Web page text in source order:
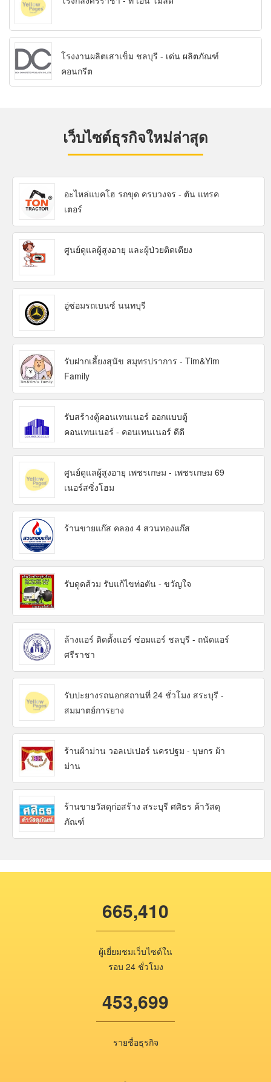
โรงงานผลิตเสาเข็ม ชลบุรี - เด่น ผลิตภัณฑ์
คอนกรีต
เว็บไซต์ธุรกิจใหม่ล่าสุด
อะไหล่แบคโฮ รถขุด ครบวงจร - ตัน แทรค
เตอร์
ศูนย์ดูแลผู้สูงอายุ และผู้ป่วยติดเตียง
อู่ซ่อมรถเบนซ์ นนทบุรี
รับฝากเลี้ยงสุนัข สมุทรปราการ - Tim&Yim
Family
รับสร้างตู้คอนเทนเนอร์ ออกแบบตู้
คอนเทนเนอร์ - คอนเทนเนอร์ ดีดี
ศูนย์ดูแลผู้สูงอายุ เพชรเกษม - เพชรเกษม 69
เนอร์สซิ่งโฮม
ร้านขายแก๊ส คลอง 4 สวนทองแก๊ส
รับดูดส้วม รับแก้ไขท่อตัน - ขวัญใจ
ล้างแอร์ ติดตั้งแอร์ ซ่อมแอร์ ชลบุรี - ถนัดแอร์
ศรีราชา
รับปะยางรถนอกสถานที่ 24 ชั่วโมง สระบุรี -
สมมาตย์การยาง
ร้านผ้าม่าน วอลเปเปอร์ นครปฐม - บุษกร ผ้า
ม่าน
ร้านขายวัสดุก่อสร้าง สระบุรี ศศิธร ค้าวัสดุ
ภัณฑ์
665,410
ผู้เยี่ยมชมเว็บไซต์ใน
รอบ 24 ชั่วโมง
453,699
รายชื่อธุรกิจ